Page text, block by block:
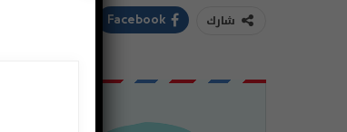
شارك Facebook